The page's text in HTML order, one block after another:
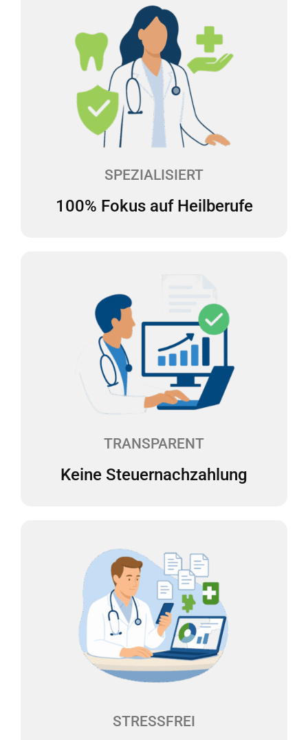
SPEZIALISIERT
100% Fokus auf Heilberufe
100% Fokus auf Heilberufe
Wir haben uns auf die Beratung des
Gesundheitswesens spezialisiert und verfügen über
langjährige Erfahrung in diesem Bereich. Wir
kennen daher die steuerlichen Besonderheiten bei
TRANSPARENT
Keine Steuernachzahlung
Keine Steuernachzahlung
Überraschende Steuernachzahlungen sind der
Albtraum für jeden Selbständigen. Wir erstellen
daher zweimal pro Jahr eine Steuerhochrechnung
für Sie. Die laufenden Steuervorauszahlungen
Steuernachzahlungen fällig werden.
STRESSFREI
Buchführung abgeben
Sie laden Ihre Belege digital in unsere Web-App
hoch, und wir erledigen den Rest. Alles bleibt
übersichtlich und an einem Ort. Wir erstellen Ihre
Buchführung monatlich. Ein Dashboard zeigt Ihnen
auf einen Blick, wie es um Ihre Finanzen steht. So